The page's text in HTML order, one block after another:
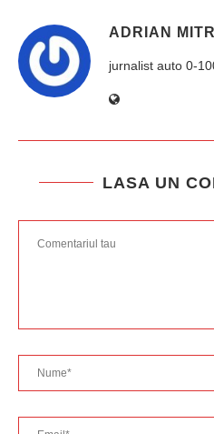
ADRIAN
jurnalist auto 0-
LASA UN